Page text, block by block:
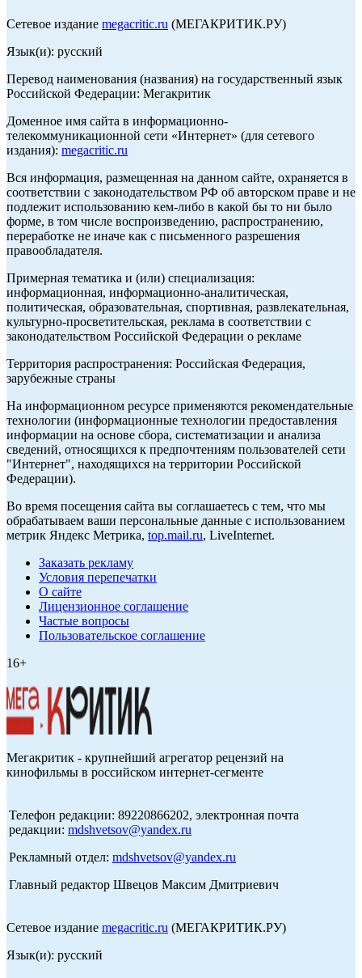
Сетевое издание megacritic.ru (МЕГАКРИТИК.РУ)
Язык(и): русский
Перевод наименования (названия) на государственный язык
Российской Федерации: Мегакритик
Доменное имя сайта в информационно-
телекоммуникационной сети «Интернет» (для сетевого
издания): megacritic.ru
Вся информация, размещенная на данном сайте, охраняется в
соответствии с законодательством РФ об авторском праве и не
подлежит использованию кем-либо в какой бы то ни было
форме, в том числе воспроизведению, распространению,
переработке не иначе как с письменного разрешения
правообладателя.
Примерная тематика и (или) специализация:
информационная, информационно-аналитическая,
политическая, образовательная, спортивная, развлекательная,
культурно-просветительская, реклама в соответствии с
законодательством Российской Федерации о рекламе
Территория распространения: Российская Федерация,
зарубежные страны
На информационном ресурсе применяются рекомендательные
технологии (информационные технологии предоставления
информации на основе сбора, систематизации и анализа
сведений, относящихся к предпочтениям пользователей сети
"Интернет", находящихся на территории Российской
Федерации).
Во время посещения сайта вы соглашаетесь с тем, что мы
обрабатываем ваши персональные данные с использованием
метрик Яндекс Метрика, top.mail.ru, LiveInternet.
Заказать рекламу
Условия перепечатки
О сайте
Лицензионное соглашение
Частые вопросы
Пользовательское соглашение
16+
Мегакритик - крупнейший агрегатор рецензий на
кинофильмы в российском интернет-сегменте
Телефон редакции: 89220866202, электронная почта
редакции: mdshvetsov@yandex.ru
Рекламный отдел: mdshvetsov@yandex.ru
Главный редактор Швецов Максим Дмитриевич
Сетевое издание megacritic.ru (МЕГАКРИТИК.РУ)
Язык(и): русский